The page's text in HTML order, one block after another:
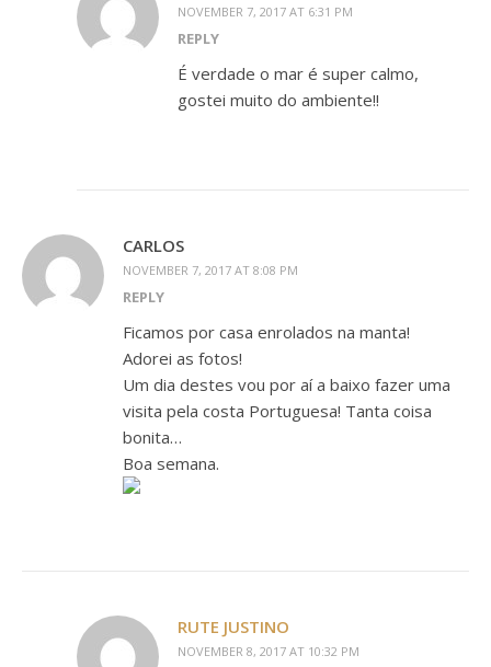
NOVEMBER 7, 2017 AT 6:31 PM
REPLY
É verdade o mar é super calmo,
gostei muito do ambiente!!
CARLOS
NOVEMBER 7, 2017 AT 8:08 PM
REPLY
Ficamos por casa enrolados na manta!
Adorei as fotos!
Um dia destes vou por aí a baixo fazer uma
visita pela costa Portuguesa! Tanta coisa
bonita…
Boa semana.
RUTE JUSTINO
NOVEMBER 8, 2017 AT 10:32 PM